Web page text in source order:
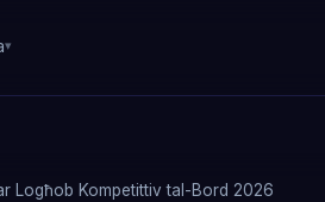
Logħob Kompetittiv tal-Bord 2026